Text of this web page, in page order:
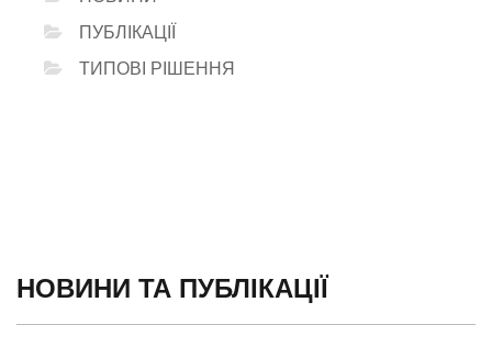
ПУБЛІКАЦІЇ
ТИПОВІ РІШЕННЯ
НОВИНИ ТА ПУБЛІКАЦІЇ